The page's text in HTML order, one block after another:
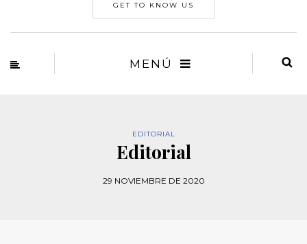
GET TO KNOW US
MENÚ
EDITORIAL
Editorial
29 NOVIEMBRE DE 2020